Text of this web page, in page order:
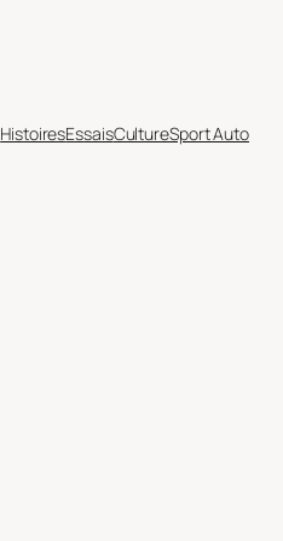
HistoiresEssaisCultureSport Auto